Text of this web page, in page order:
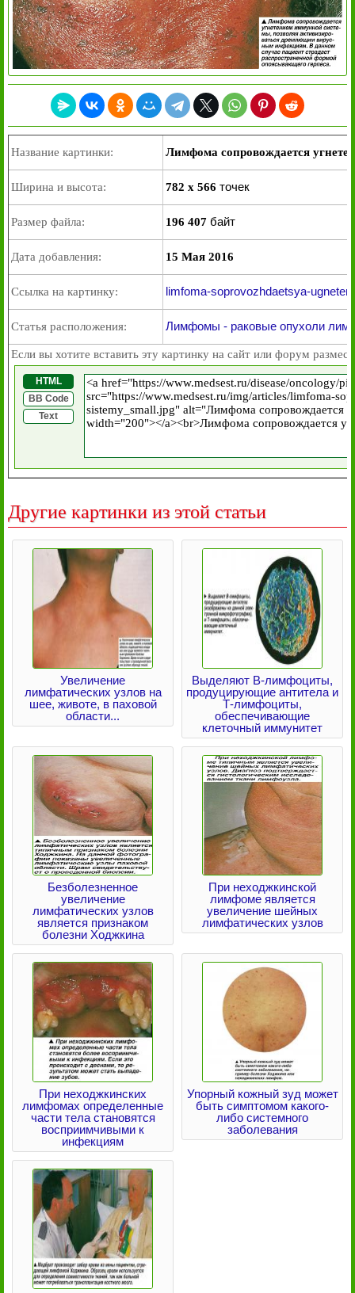
Название картинки: Лимфома сопровождается
Ширина и высота: 782 x 566 точек
Размер файла: 196 407 байт
Дата добавления: 15 Мая 2016
Ссылка на картинку: limfoma-soprovozhdaetsya-
Статья расположения: Лимфомы - раковые опухоли
Если вы хотите вставить эту картинку на сайт или форум
HTML
BB Code
Text
Другие картинки из этой статьи
Увеличение
лимфатических узлов на
шее, животе, в паховой
области...
Выделяют В-лимфоциты,
продуцирующие антитела и
Т-лимфоциты,
обеспечивающие
клеточный иммунитет
Безболезненное
увеличение
лимфатических узлов
является признаком
болезни Ходжкина
При неходжкинской
лимфоме является
увеличение шейных
лимфатических узлов
При неходжкинских
лимфомах определенные
части тела становятся
восприимчивыми к
инфекциям
Упорный кожный зуд может
быть симптомом какого-
либо системного
заболевания